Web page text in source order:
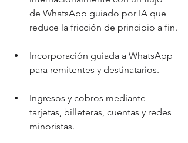
de WhatsApp guiado por IA que
reduce la fricción de principio a fin.
Incorporación guiada a WhatsApp
para remitentes y destinatarios.
Ingresos y cobros mediante
tarjetas, billeteras, cuentas y redes
minoristas.